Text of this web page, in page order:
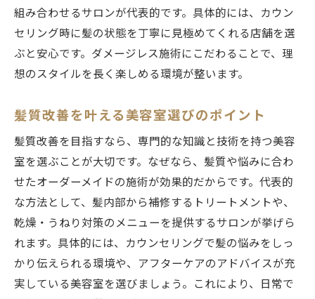
組み合わせるサロンが代表的です。具体的には、カウン
セリング時に髪の状態を丁寧に見極めてくれる店舗を選
ぶと安心です。ダメージレス施術にこだわることで、理
想のスタイルを長く楽しめる環境が整います。
髪質改善を叶える美容室選びのポイント
髪質改善を目指すなら、専門的な知識と技術を持つ美容
室を選ぶことが大切です。なぜなら、髪質や悩みに合わ
せたオーダーメイドの施術が効果的だからです。代表的
な方法として、髪内部から補修するトリートメントや、
乾燥・うねり対策のメニューを提供するサロンが挙げら
れます。具体的には、カウンセリングで髪の悩みをしっ
かり伝えられる環境や、アフターケアのアドバイスが充
実している美容室を選びましょう。これにより、日常で